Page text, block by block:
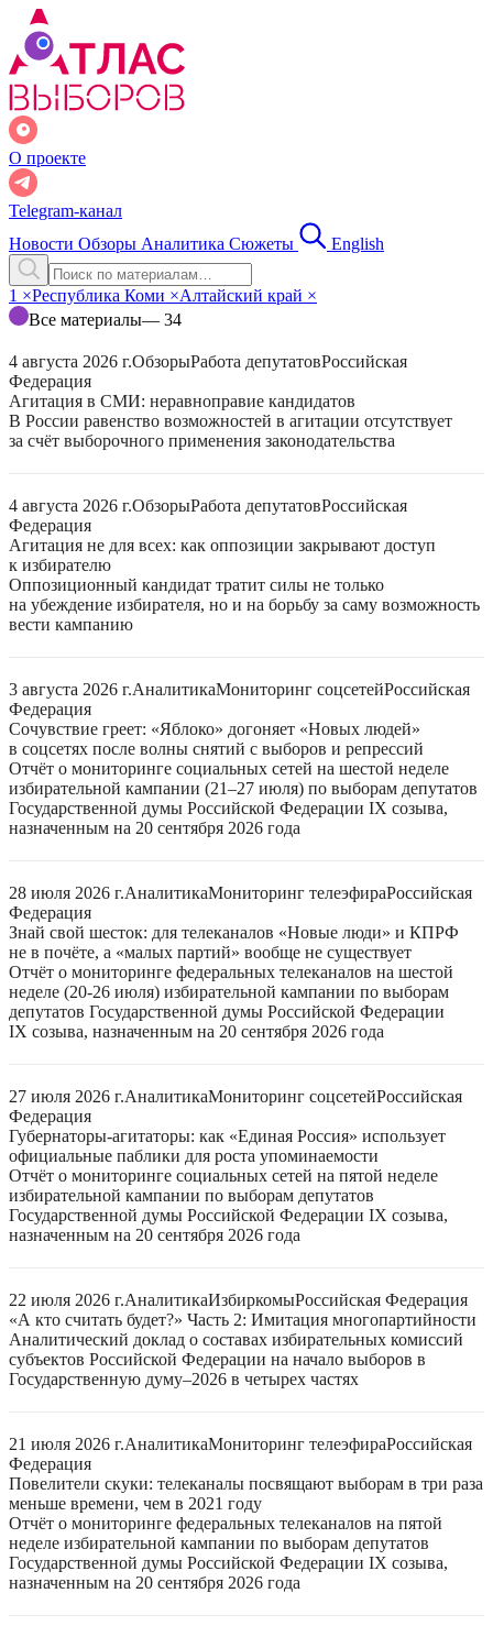
О проекте
Telegram-канал
Новости Обзоры Аналитика Сюжеты English
1 ×Республика Коми ×Алтайский край ×
Все материалы— 34
4 августа 2026 г.ОбзорыРабота депутатовРоссийская
Федерация
Агитация в СМИ: неравноправие кандидатов
В России равенство возможностей в агитации отсутствует
за счёт выборочного применения законодательства
4 августа 2026 г.ОбзорыРабота депутатовРоссийская
Федерация
Агитация не для всех: как оппозиции закрывают доступ
к избирателю
Оппозиционный кандидат тратит силы не только
на убеждение избирателя, но и на борьбу за саму возможность
вести кампанию
3 августа 2026 г.АналитикаМониторинг соцсетейРоссийская
Федерация
Сочувствие греет: «Яблоко» догоняет «Новых людей»
в соцсетях после волны снятий с выборов и репрессий
Отчёт о мониторинге социальных сетей на шестой неделе
избирательной кампании (21–27 июля) по выборам депутатов
Государственной думы Российской Федерации IX созыва,
назначенным на 20 сентября 2026 года
28 июля 2026 г.АналитикаМониторинг телеэфираРоссийская
Федерация
Знай свой шесток: для телеканалов «Новые люди» и КПРФ
не в почёте, а «малых партий» вообще не существует
Отчёт о мониторинге федеральных телеканалов на шестой
неделе (20-26 июля) избирательной кампании по выборам
депутатов Государственной думы Российской Федерации
IX созыва, назначенным на 20 сентября 2026 года
27 июля 2026 г.АналитикаМониторинг соцсетейРоссийская
Федерация
Губернаторы-агитаторы: как «Единая Россия» использует
официальные паблики для роста упоминаемости
Отчёт о мониторинге социальных сетей на пятой неделе
избирательной кампании по выборам депутатов
Государственной думы Российской Федерации IX созыва,
назначенным на 20 сентября 2026 года
22 июля 2026 г.АналитикаИзбиркомыРоссийская Федерация
«А кто считать будет?» Часть 2: Имитация многопартийности
Аналитический доклад о составах избирательных комиссий
субъектов Российской Федерации на начало выборов в
Государственную думу–2026 в четырех частях
21 июля 2026 г.АналитикаМониторинг телеэфираРоссийская
Федерация
Повелители скуки: телеканалы посвящают выборам в три раза
меньше времени, чем в 2021 году
Отчёт о мониторинге федеральных телеканалов на пятой
неделе избирательной кампании по выборам депутатов
Государственной думы Российской Федерации IX созыва,
назначенным на 20 сентября 2026 года